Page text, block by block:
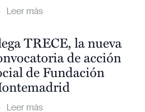
TRECE, la nueva
de acción
de Fundación